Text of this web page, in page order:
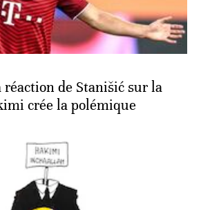
réaction de Stanišić sur la
crée la polémique